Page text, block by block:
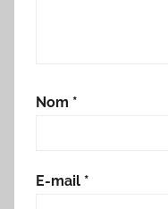
Nom *
E-mail *